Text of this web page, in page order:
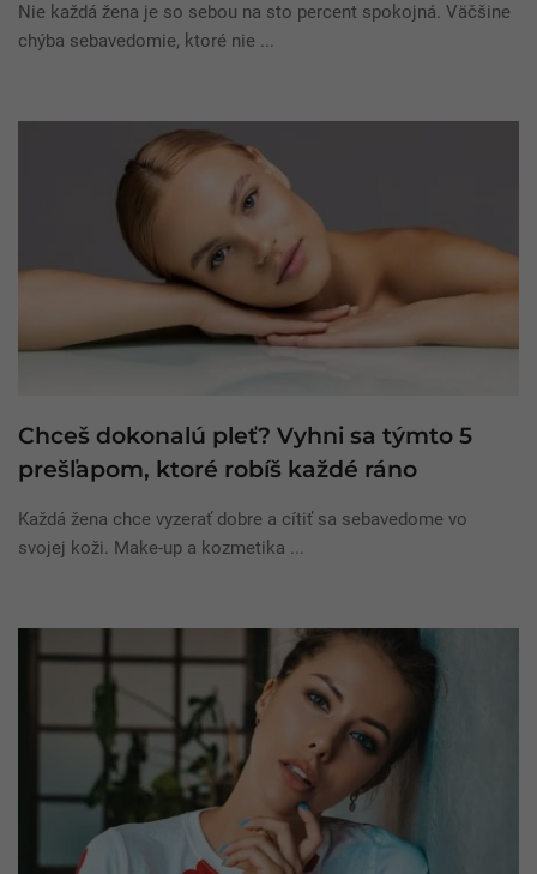
Nie každá žena je so sebou na sto percent spokojná. Väčšine
chýba sebavedomie, ktoré nie ...
Chceš dokonalú pleť? Vyhni sa týmto 5
prešľapom, ktoré robíš každé ráno
Každá žena chce vyzerať dobre a cítiť sa sebavedome vo
svojej koži. Make-up a kozmetika ...